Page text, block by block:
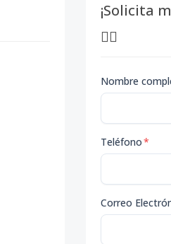
¡Solicita
👇🏽
Nombre
Teléfono*
Correo